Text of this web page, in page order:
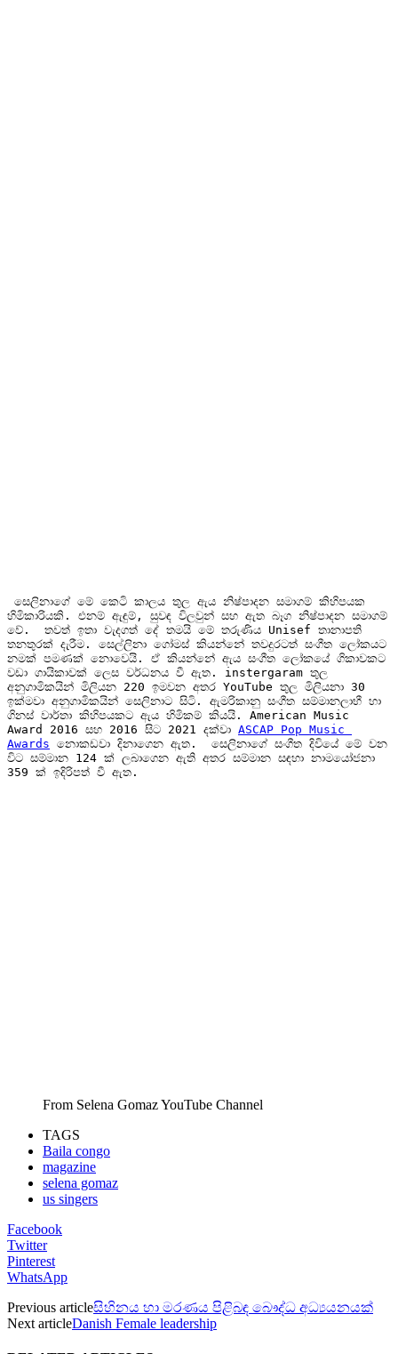
සෙලිනාගේ මේ කෙටි කාලය තුල ඇය නිෂ්පාදන සමාගම් කිහිපයක
හිමිකාරියකි. එනම් ඇඳුම්, සුවඳ විලවුන් සහ ඇත බෑග නිෂ්පාදන සමාගම්
වේ.  තවත් ඉතා වැදගත් දේ තමයි මේ තරුණිය Unisef තානාපති
තනතුරක් දැරීම. සෙල්ලිනා ගෝමස් කියන්නේ තවදුරටත් සංගීත ලෝකයට
නමක් පමණක් නොවෙයි. ඒ කියන්නේ ඇය සංගීත ලෝකයේ ගිකාවකට
වඩා ගායිකාවක් ලෙස වර්ධනය වී ඇත. instergaram තුල
අනුගාමිකයින් මිලියන 220 ඉමවන අතර YouTube තුල මිලියනා 30
ඉක්මවා අනුගාමිකයින් සෙලිනාට සිටි. ඇමරිකානු සංගීත සම්මානලාභී හා
ගිනස් වාර්තා කිහිපයකට ඇය හිමිකම් කියයි. American Music
Award 2016 සහ 2016 සිට 2021 දක්වා ASCAP Pop Music
Awards නොකඩවා දිනාගෙන ඇත.  සෙලිනාගේ සංගීත දිවියේ මේ වන
විට සම්මාන 124 ක් ලබාගෙන ඇති අතර සම්මාන සඳහා නාමයෝජනා
359 ක් ඉදිරිපත් වී ඇත.
From Selena Gomaz YouTube Channel
TAGS
Baila congo
magazine
selena gomaz
us singers
Facebook
Twitter
Pinterest
WhatsApp
Previous articleසිහිනය හා මරණය පිළිබඳ බෞද්ධ අධ්‍යයනයක්
Next articleDanish Female leadership